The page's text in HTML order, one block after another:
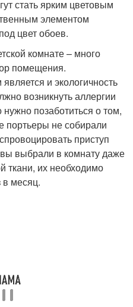
стать ярким цветовым
элементом
цвет обоев.
комнате – много
помещения.
и экологичность
возникнуть аллергии
нужно позаботиться о том,
портьеры не собирали
приступ
выбрали в комнату даже
ткани, их необходимо
в месяц.